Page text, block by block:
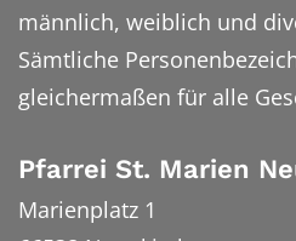
männlich, weiblich und
Sämtliche
gleichermaßen für alle
Pfarrei St. Marien
Marienplatz 1